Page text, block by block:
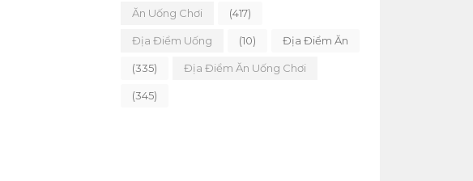
Ăn Uống Chơi (417)
Địa Điểm Uống (10) Địa Điểm Ăn
(335) Địa Điểm Ăn Uống Chơi
(345)